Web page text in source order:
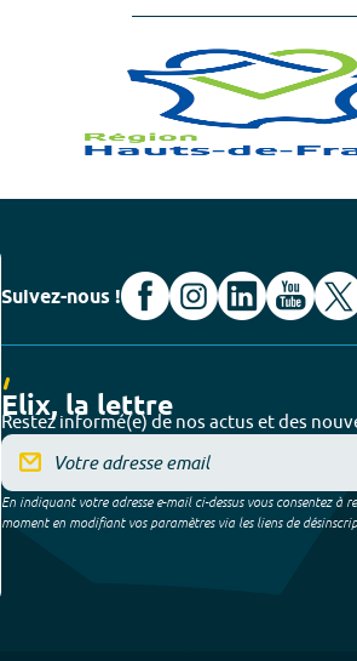
Suivez-nous !
Elix, la lettre
Restez informé(e) de nos actus et des
En indiquant votre adresse e-mail ci-dessus vous consentez
moment en modifiant vos paramètres via les liens de